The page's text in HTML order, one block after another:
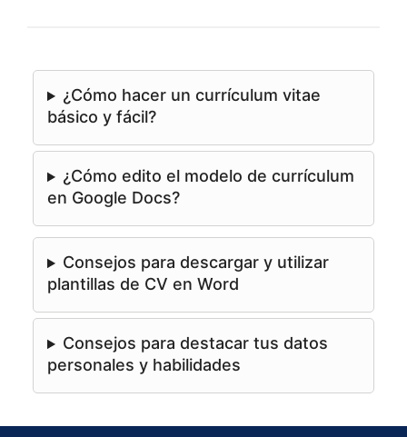
¿Cómo hacer un currículum vitae
básico y fácil?
¿Cómo edito el modelo de currículum
en Google Docs?
Consejos para descargar y utilizar
plantillas de CV en Word
Consejos para destacar tus datos
personales y habilidades